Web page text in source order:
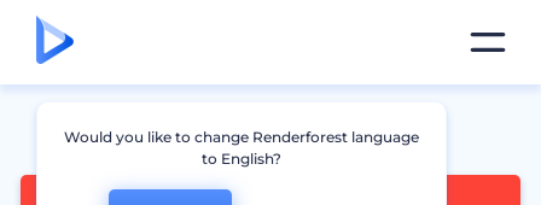
Would you like to change Renderforest language
to English?